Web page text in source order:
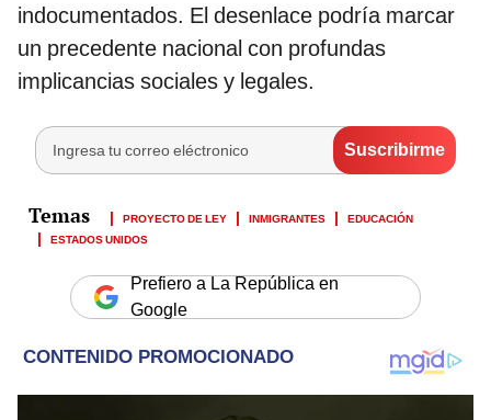
indocumentados. El desenlace podría marcar
un precedente nacional con profundas
implicancias sociales y legales.
PROYECTO DE LEY INMIGRANTES
EDUCACIÓN
ESTADOS UNIDOS
Prefiero a La República en
Google